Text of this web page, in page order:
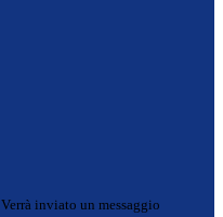
Verrà inviato un messaggio